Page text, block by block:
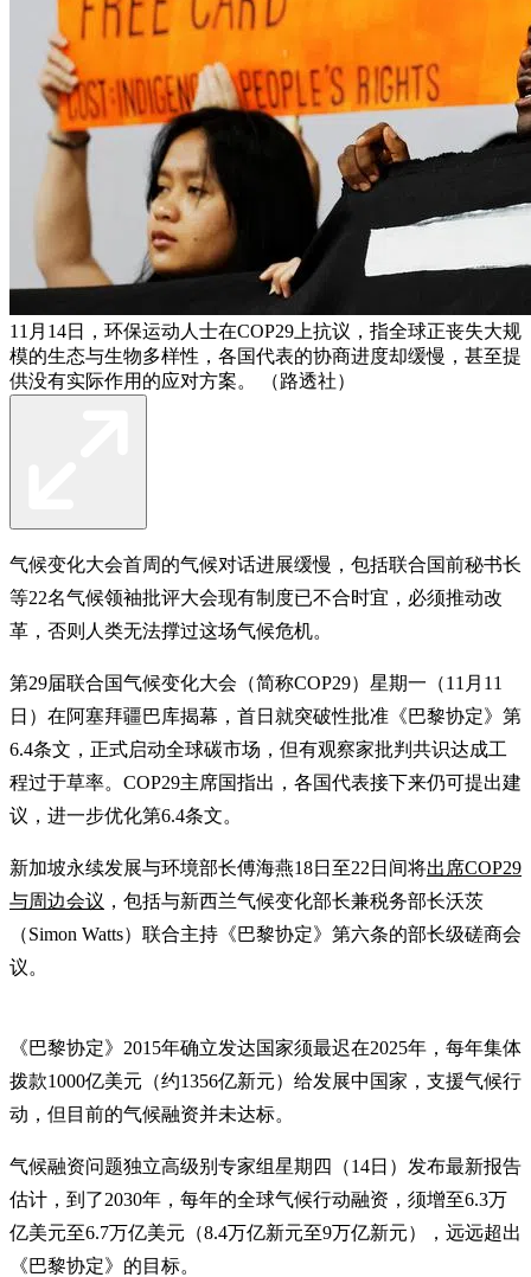
11月14日，环保运动人士在COP29上抗议，指全球正丧失大规
模的生态与生物多样性，各国代表的协商进度却缓慢，甚至提
供没有实际作用的应对方案。 （路透社）
气候变化大会首周的气候对话进展缓慢，包括联合国前秘书长
等22名气候领袖批评大会现有制度已不合时宜，必须推动改
革，否则人类无法撑过这场气候危机。
第29届联合国气候变化大会（简称COP29）星期一（11月11
日）在阿塞拜疆巴库揭幕，首日就突破性批准《巴黎协定》第
6.4条文，正式启动全球碳市场，但有观察家批判共识达成工
程过于草率。COP29主席国指出，各国代表接下来仍可提出建
议，进一步优化第6.4条文。
新加坡永续发展与环境部长傅海燕18日至22日间将出席COP29
与周边会议 ，包括与新西兰气候变化部长兼税务部长沃茨
（Simon Watts）联合主持《巴黎协定》第六条的部长级磋商会
议。
《巴黎协定》2015年确立发达国家须最迟在2025年，每年集体
拨款1000亿美元（约1356亿新元）给发展中国家，支援气候行
动，但目前的气候融资并未达标。
气候融资问题独立高级别专家组星期四（14日）发布最新报告
估计，到了2030年，每年的全球气候行动融资，须增至6.3万
亿美元至6.7万亿美元（8.4万亿新元至9万亿新元），远远超出
《巴黎协定》的目标。